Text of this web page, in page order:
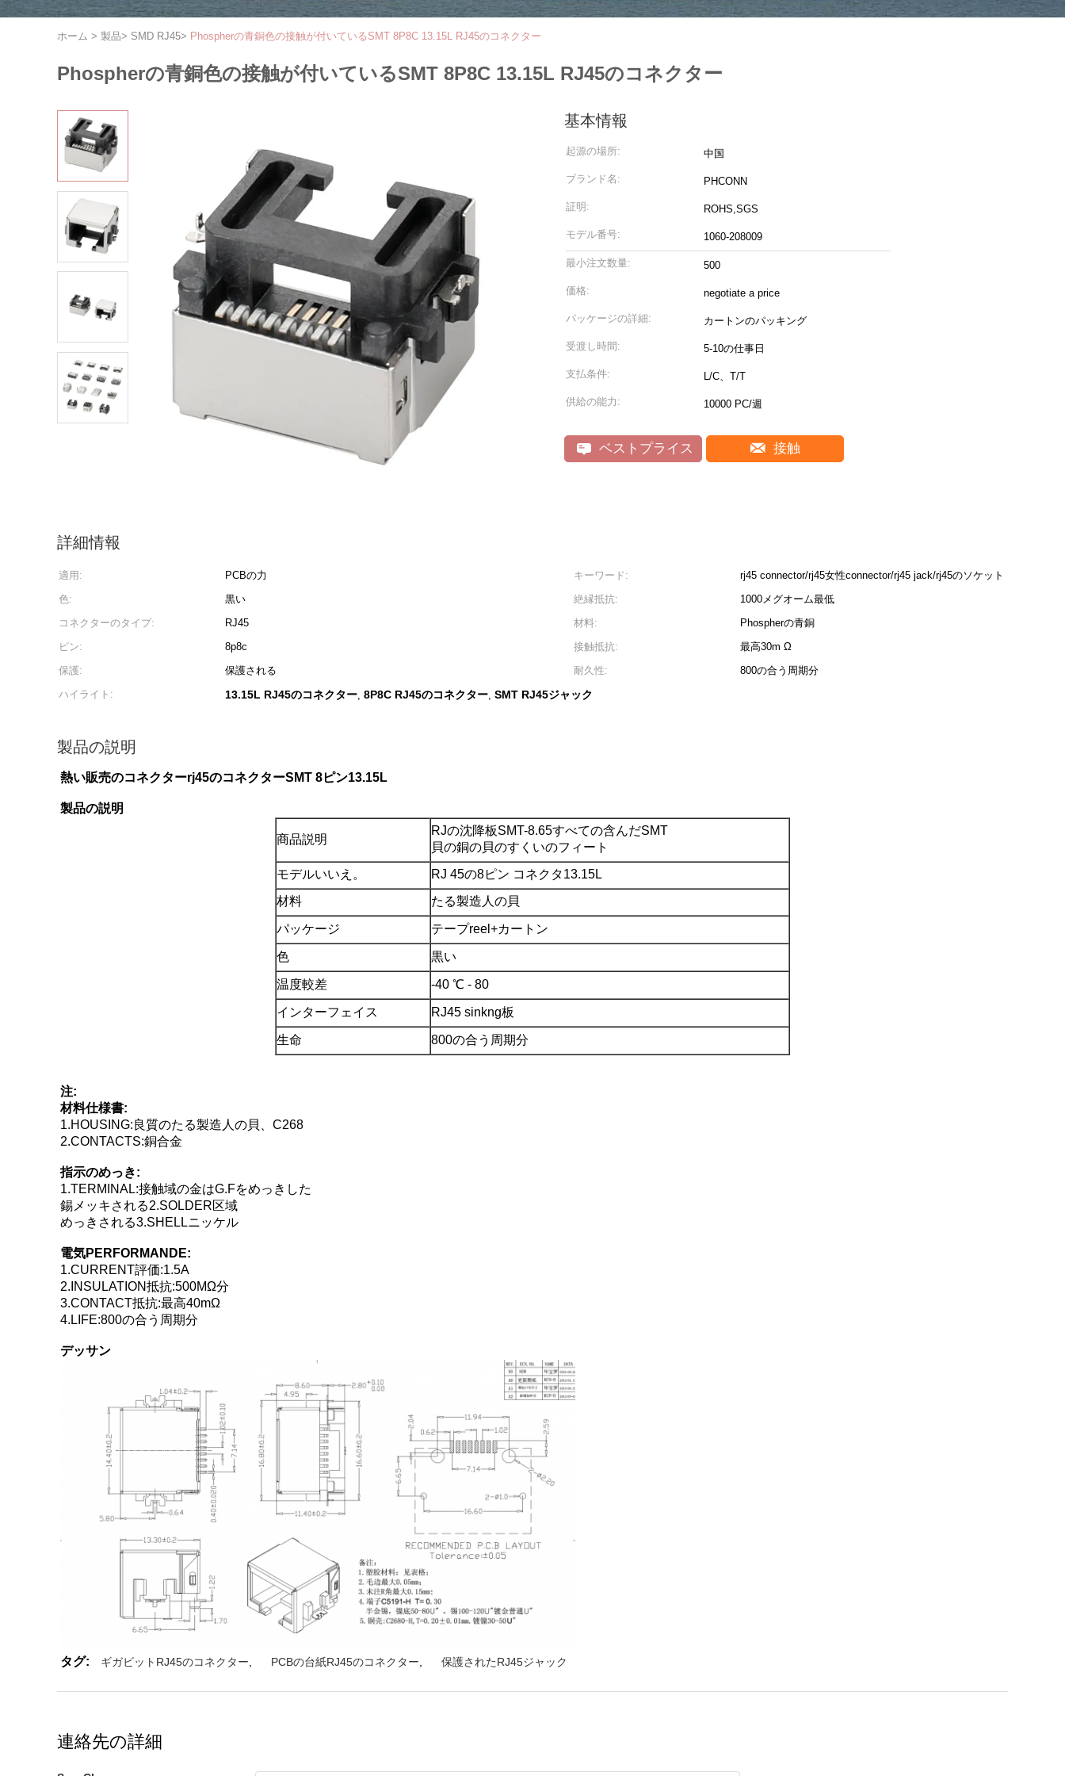
ホーム > 製品> SMD RJ45> Phospherの青銅色の接触が付いているSMT 8P8C 13.15L RJ45のコネクター
Phospherの青銅色の接触が付いているSMT 8P8C 13.15L RJ45のコネクター
基本情報
起源の場所: 中国
ブランド名: PHCONN
証明: ROHS,SGS
モデル番号: 1060-208009
最小注文数量: 500
価格: negotiate a price
パッケージの詳細: カートンのパッキング
受渡し時間: 5-10の仕事日
支払条件: L/C、T/T
供給の能力: 10000 PC/週
ベストプライス 接触
詳細情報
適用: PCBの力 キーワード:
rj45 connector/rj45女性connector/rj45 jack/rj45のソケット
色:
黒い 絶縁抵抗:
1000メグオーム最低
コネクターのタイプ:
RJ45 材料:
Phospherの青銅
ピン:
8p8c 接触抵抗:
最高30m Ω
保護:
保護される 耐久性:
800の合う周期分
ハイライト:
13.15L RJ45のコネクター, 8P8C RJ45のコネクター, SMT RJ45ジャック
製品の説明
熱い販売のコネクターrj45のコネクターSMT 8ピン13.15L
製品の説明
商品説明
RJの沈降板SMT-8.65すべての含んだSMT
貝の銅の貝のすくいのフィート
モデルいいえ。
RJ 45の8ピン コネクタ13.15L
材料
たる製造人の貝
パッケージ テープreel+カートン
色 黒い
温度較差 -40 ℃ - 80
インターフェイス RJ45 sinkng板
生命 800の合う周期分
注:
材料仕様書:
1.HOUSING:良質のたる製造人の貝、C268
2.CONTACTS:銅合金
指示のめっき:
1.TERMINAL:接触域の金はG.Fをめっきした
錫メッキされる2.SOLDER区域
めっきされる3.SHELLニッケル
電気PERFORMANDE:
1.CURRENT評価:1.5A
2.INSULATION抵抗:500MΩ分
3.CONTACT抵抗:最高40mΩ
4.LIFE:800の合う周期分
デッサン
タグ: ギガビットRJ45のコネクター PCBの台紙RJ45のコネクター 保護されたRJ45ジャック
連絡先の詳細